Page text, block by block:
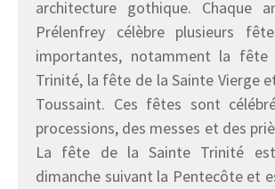
architecture gothique. Chaque
Prélenfrey célèbre plusieurs
importantes, notamment la fête
Trinité, la fête de la Sainte Vierge
Toussaint. Ces fêtes sont
processions, des messes et des
La fête de la Sainte Trinité
dimanche suivant la Pentecôte et